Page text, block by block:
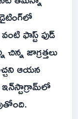
ఫాస్ట్ ఫుడ్
జాగ్రత్తలు
ఆయన